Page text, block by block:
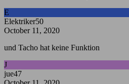
E
Elektriker50
October 11, 2020
und Tacho hat keine Funktion
J
jue47